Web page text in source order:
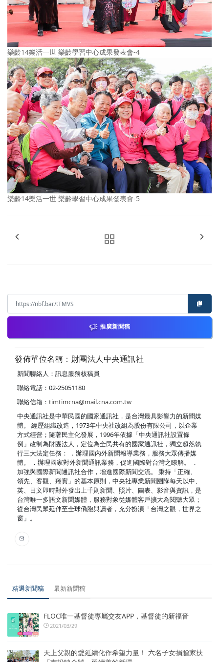
樂齡14樂活一世 樂齡學習中心成果發表會-4
樂齡14樂活一世 樂齡學習中心成果發表會-5
推廣新聞稿
發佈單位名稱：財團法人中央通訊社
新聞聯絡人：訊息服務核稿員
聯絡電話：02-25051180
聯絡信箱： timtimcna@mail.cna.com.tw
中央通訊社是中華民國的國家通訊社，是台灣最具影響力的新聞媒
體。 經歷組織改造，1973年中央社改組為股份有限公司，以企業
方式經營；隨著民主化發展，1996年依據「中央通訊社設置條
例」改制為財團法人，定位為全民共有的國家通訊社，獨立超然執
行三大法定任務： ．辦理國內外新聞報導業務，服務大眾傳播媒
體。 ．辦理國家對外新聞通訊業務，促進國際對台灣之瞭解。 ．
加強與國際新聞通訊社合作，增進國際新聞交流。 秉持「正確、
領先、客觀、翔實」的基本原則，中央社專業新聞團隊每天以中、
英、日文即時對外發出上千則新聞、照片、圖表、影音與資訊，是
台灣唯一多語文新聞媒體，服務對象從媒體客戶擴大為閱聽大眾；
從台灣民眾延伸至全球僑胞與讀者，充分扮演「台灣之眼，世界之
窗」。
精選新聞稿 最新新聞稿
FLOC唯一基督徒專屬交友APP，基督徒的新福音
2021/03/29
天上父親的愛延續化作希望力量！ 六名子女捐贈家扶